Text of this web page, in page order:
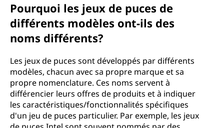
Pourquoi les jeux de puces de
différents modèles ont-ils des
noms différents?
Les jeux de puces sont développés par différents
modèles, chacun avec sa propre marque et sa
propre nomenclature. Ces noms servent à
différencier leurs offres de produits et à indiquer
les caractéristiques/fonctionnalités spécifiques
d'un jeu de puces particulier. Par exemple, les jeux